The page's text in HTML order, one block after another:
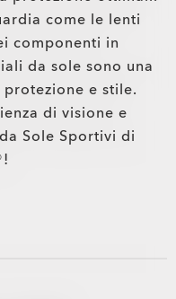
come le lenti
componenti in
da sole sono una
e stile.
di visione e
Sole Sportivi di